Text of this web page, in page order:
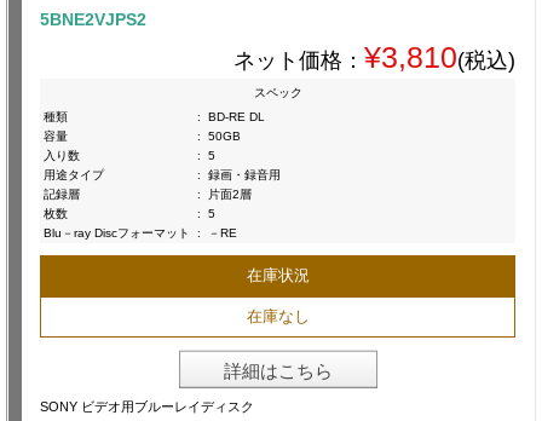
5BNE2VJPS2
ネット価格： ¥3,810(税込)
スペック
種類
:
BD-RE DL
容量
:
50GB
入り数
:
5
用途タイプ
:
録画・録音用
記録層
:
片面2層
枚数
:
5
Blu－ray Discフォーマット
: －RE
在庫状況
在庫なし
詳細はこちら
SONY ビデオ用ブルーレイディスク